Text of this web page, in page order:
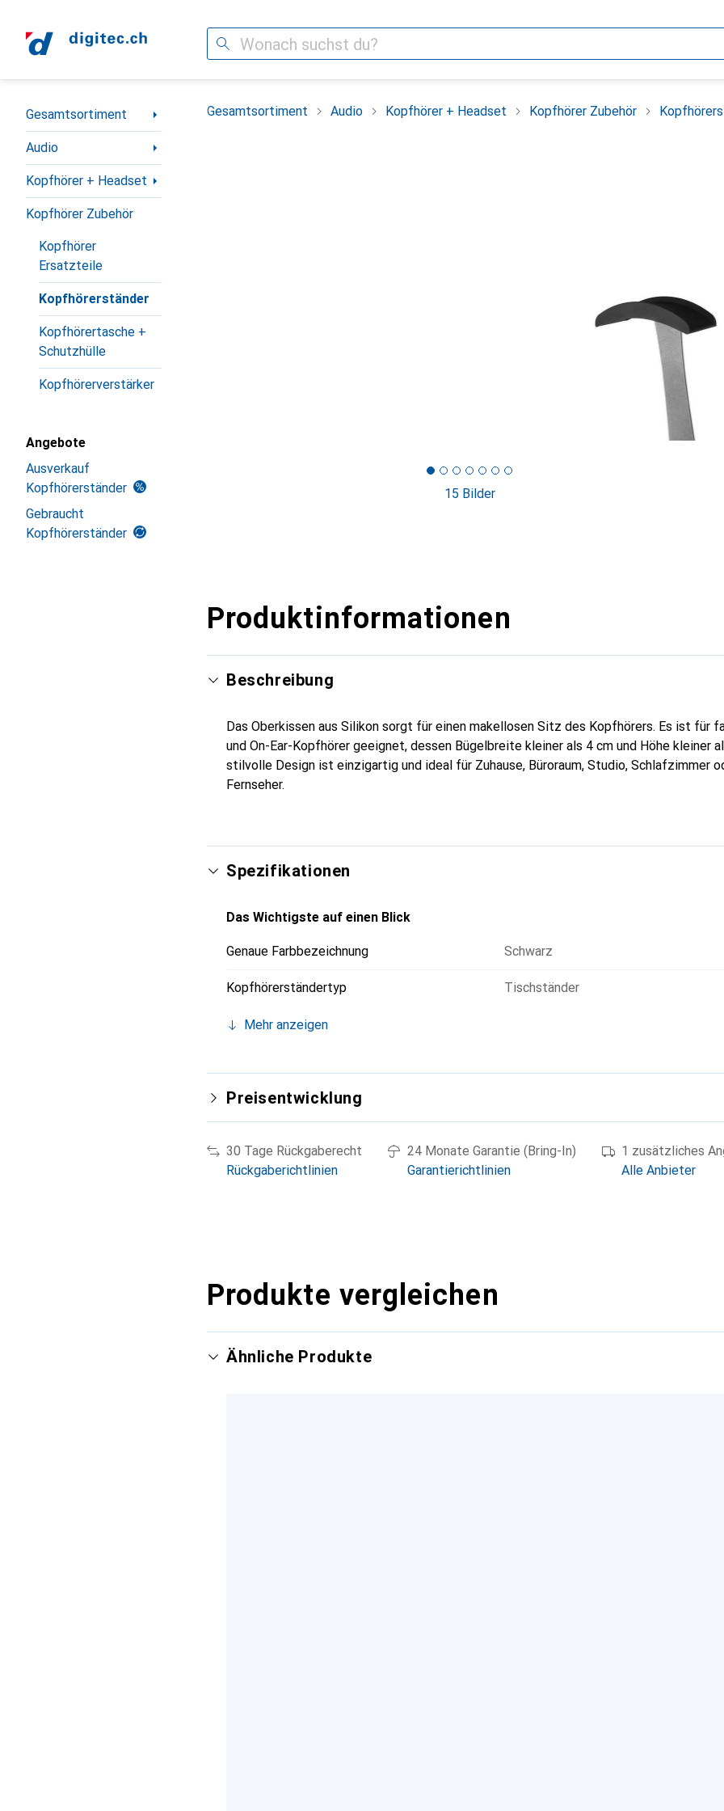
Suche
Navigation nach Kategorien
Gesamtsortiment
Audio
Kopfhörer + Headset
Kopfhörer Zubehör
Kopfhörer
Ersatzteile
Kopfhörerständer
Kopfhörertasche +
Schutzhülle
Kopfhörerverstärker
Angebote
Ausverkauf
Kopfhörerständer
Gebraucht
Kopfhörerständer
Gesamtsortiment Audio Kopfhörer + Headset Kopfhörer Zubehör
15 Bilder
Produktinformationen
Beschreibung
Das Oberkissen aus Silikon sorgt für einen makellosen Sitz des Kopfhörers. Es ist für
und On-Ear-Kopfhörer geeignet, dessen Bügelbreite kleiner als 4 cm und Höhe kleiner
stilvolle Design ist einzigartig und ideal für Zuhause, Büroraum, Studio, Schlafzimmer
Fernseher.
Spezifikationen
Das Wichtigste auf einen Blick
Genaue Farbbezeichnung Schwarz
Kopfhörerständertyp Tischständer
Mehr anzeigen
Preisentwicklung
30 Tage Rückgaberecht
Rückgaberichtlinien
24 Monate Garantie (Bring-In)
Garantierichtlinien
1 zusätzliches
Alle Anbieter
Produkte vergleichen
Ähnliche Produkte